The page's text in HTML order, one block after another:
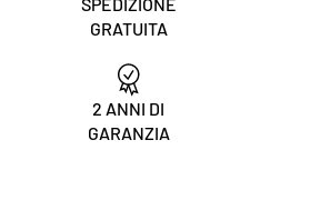
GRATUITA
2 ANNI DI
GARANZIA